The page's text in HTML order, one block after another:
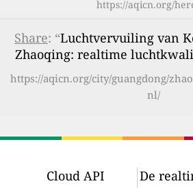
https://aqicn.org/
Share: “Luchtvervuiling van
Zhaoqing: realtime
https://aqicn.org/city/guangdong/
nl/
Cloud API
De